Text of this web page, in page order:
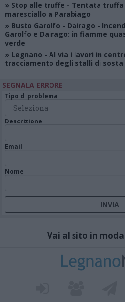
» Stop alle truffe - Tentata
maresciallo a Parabiago
» Busto Garolfo - Dairago -
Garolfo e Dairago: in fiamme
verde
» Legnano - Al via i lavori in
tracciamento degli stalli di sosta
SEGNALA ERRORE
Tipo di problema
Descrizione
Email
Nome
Vai al sito in